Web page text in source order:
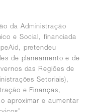
da Administração
e Social, financiada
pretendeu
de planeamento e de
das Regiões de
Setoriais),
e Finanças,
aproximar e aumentar